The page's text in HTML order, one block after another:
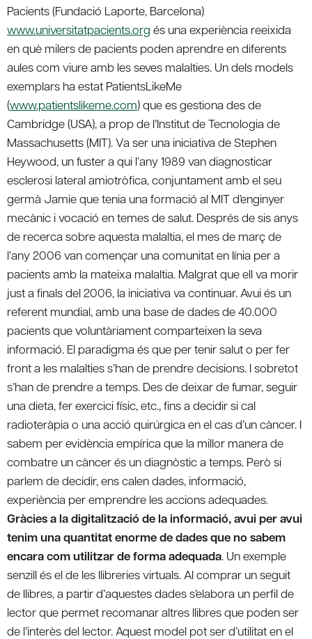
Pacients (Fundació Laporte, Barcelona)
www.universitatpacients.org és una experiència reeixida
en què milers de pacients poden aprendre en diferents
aules com viure amb les seves malalties. Un dels models
exemplars ha estat PatientsLikeMe
(www.patientslikeme.com) que es gestiona des de
Cambridge (USA), a prop de l’Institut de Tecnologia de
Massachusetts (MIT). Va ser una iniciativa de Stephen
Heywood, un fuster a qui l‘any 1989 van diagnosticar
esclerosi lateral amiotròfica, conjuntament amb el seu
germà Jamie que tenia una formació al MIT d’enginyer
mecànic i vocació en temes de salut. Després de sis anys
de recerca sobre aquesta malaltia, el mes de març de
l’any 2006 van començar una comunitat en línia per a
pacients amb la mateixa malaltia. Malgrat que ell va morir
just a finals del 2006, la iniciativa va continuar. Avui és un
referent mundial, amb una base de dades de 40.000
pacients que voluntàriament comparteixen la seva
informació. El paradigma és que per tenir salut o per fer
front a les malalties s’han de prendre decisions. I sobretot
s’han de prendre a temps. Des de deixar de fumar, seguir
una dieta, fer exercici físic, etc., fins a decidir si cal
radioteràpia o una acció quirúrgica en el cas d’un càncer. I
sabem per evidència empírica que la millor manera de
combatre un càncer és un diagnòstic a temps. Però si
parlem de decidir, ens calen dades, informació,
experiència per emprendre les accions adequades.
Gràcies a la digitalització de la informació, avui per avui
tenim una quantitat enorme de dades que no sabem
encara com utilitzar de forma adequada. Un exemple
senzill és el de les llibreries virtuals. Al comprar un seguit
de llibres, a partir d’aquestes dades s’elabora un perfil de
lector que permet recomanar altres llibres que poden ser
de l’interès del lector. Aquest model pot ser d’utilitat en el